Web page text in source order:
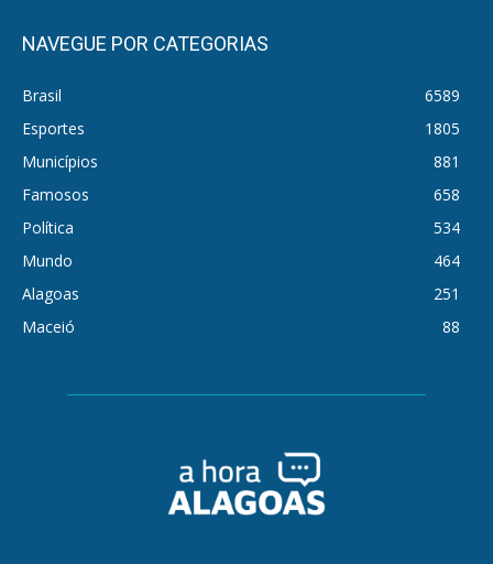
NAVEGUE POR CATEGORIAS
Brasil
6589
Esportes
1805
Municípios
881
Famosos
658
Política
534
Mundo
464
Alagoas
251
Maceió
88